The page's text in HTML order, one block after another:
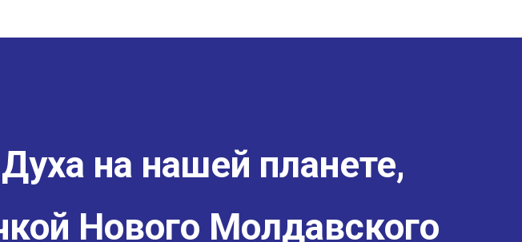
на нашей планете,
Нового Молдавского